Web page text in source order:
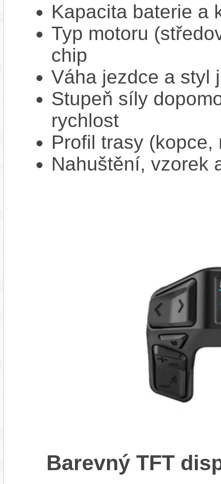
Kapacita baterie a
Typ motoru
chip
Váha jezdce a styl
Stupeň síly
rychlost
Profil trasy
Nahuštění, vzorek
Barevný TFT